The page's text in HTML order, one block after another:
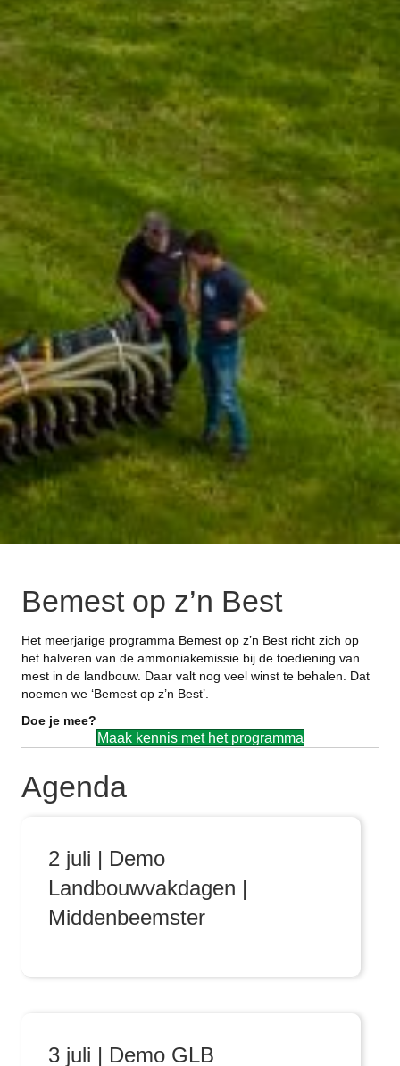
Bemest op z’n Best
Het meerjarige programma Bemest op z’n Best richt zich op
het halveren van de ammoniakemissie bij de toediening van
mest in de landbouw. Daar valt nog veel winst te behalen. Dat
noemen we ‘Bemest op z’n Best’.
Doe je mee?
Maak kennis met het programma
Agenda
2 juli | Demo
Landbouwvakdagen |
Middenbeemster
3 juli | Demo GLB